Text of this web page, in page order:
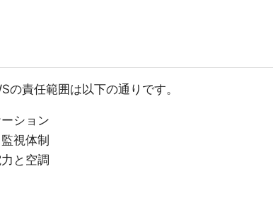
の責任範囲は以下の通りです。
ション
視体制
と空調